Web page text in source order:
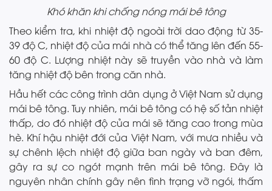
Khó khăn khi chống nóng mái bê tông
Theo kiểm tra, khi nhiệt độ ngoài trời dao động từ 35-
39 độ C, nhiệt độ của mái nhà có thể tăng lên đến 55-
60 độ C. Lượng nhiệt này sẽ truyền vào nhà và làm
tăng nhiệt độ bên trong căn nhà.
Hầu hết các công trình dân dụng ở Việt Nam sử dụng
mái bê tông. Tuy nhiên, mái bê tông có hệ số tản nhiệt
thấp, do đó nhiệt độ của mái sẽ tăng cao trong mùa
hè. Khí hậu nhiệt đới của Việt Nam, với mưa nhiều và
sự chênh lệch nhiệt độ giữa ban ngày và ban đêm,
gây ra sự co ngót mạnh trên mái bê tông. Đây là
nguyên nhân chính gây nên tình trạng vỡ ngói, thấm